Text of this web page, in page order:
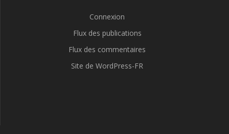
Connexion
Flux des publications
Flux des commentaires
Site de WordPress-FR